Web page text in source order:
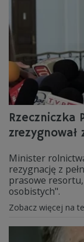
Rzeczniczka
Minister
rezygnację z
prasowe resortu,
osobistych".
Zobacz więcej na